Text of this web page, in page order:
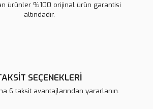
ürünler %100 orijinal ürün garantisi
altındadır.
SEÇENEKLERİ
6 taksit avantajlarından yararlanın.